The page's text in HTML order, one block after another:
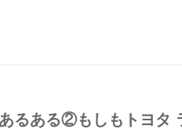
るある②もしもトヨタ